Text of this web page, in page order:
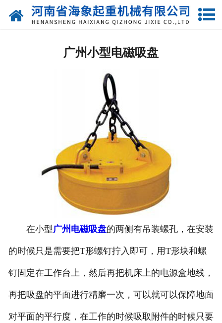
网站首页
广州强力电磁吸盘
广州圆型电磁铁
广州方型电磁铁
广州椭圆型电磁铁
广州永磁吸盘
广州自动吸盘
广州小型电磁吸盘
在小型广州电磁吸盘的两侧有吊装螺孔，在安装
的时候只是需要把T形螺钉拧入即可，用T形块和螺
钉固定在工作台上，然后再把机床上的电源盒地线，
再把吸盘的平面进行精磨一次，可以就可以保障地面
对平面的平行度，在工作的时候吸取附件的时候只要